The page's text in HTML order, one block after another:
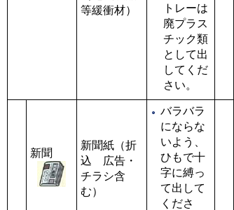
等緩衝材）
トレーは
廃プラス
チック類
として出
してくだ
さい。
新聞
新聞紙（折
込 広告・
チラシ含
む）
バラバラ
にならな
いよう、
ひもで十
字に縛っ
て出して
くださ